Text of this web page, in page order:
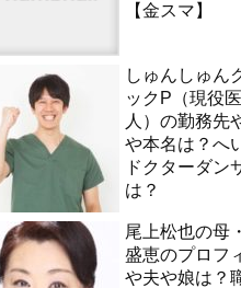
【金スマ】
しゅんしゅん
ックP（現役
人）の勤務先
や本名は？へ
ドクターダン
は？
尾上松也の母
盛恵のプロフ
や夫や娘は？